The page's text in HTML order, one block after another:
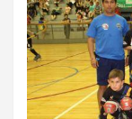
o
o
k